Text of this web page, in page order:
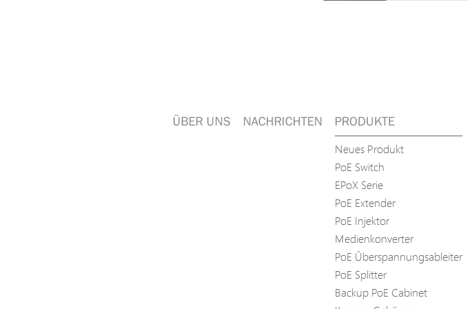
ÜBER UNS NACHRICHTEN PRODUKTE
Neues Produkt
PoE Switch
EPoX Serie
PoE Extender
PoE Injektor
Medienkonverter
PoE Überspannungsableiter
PoE Splitter
Backup PoE Cabinet